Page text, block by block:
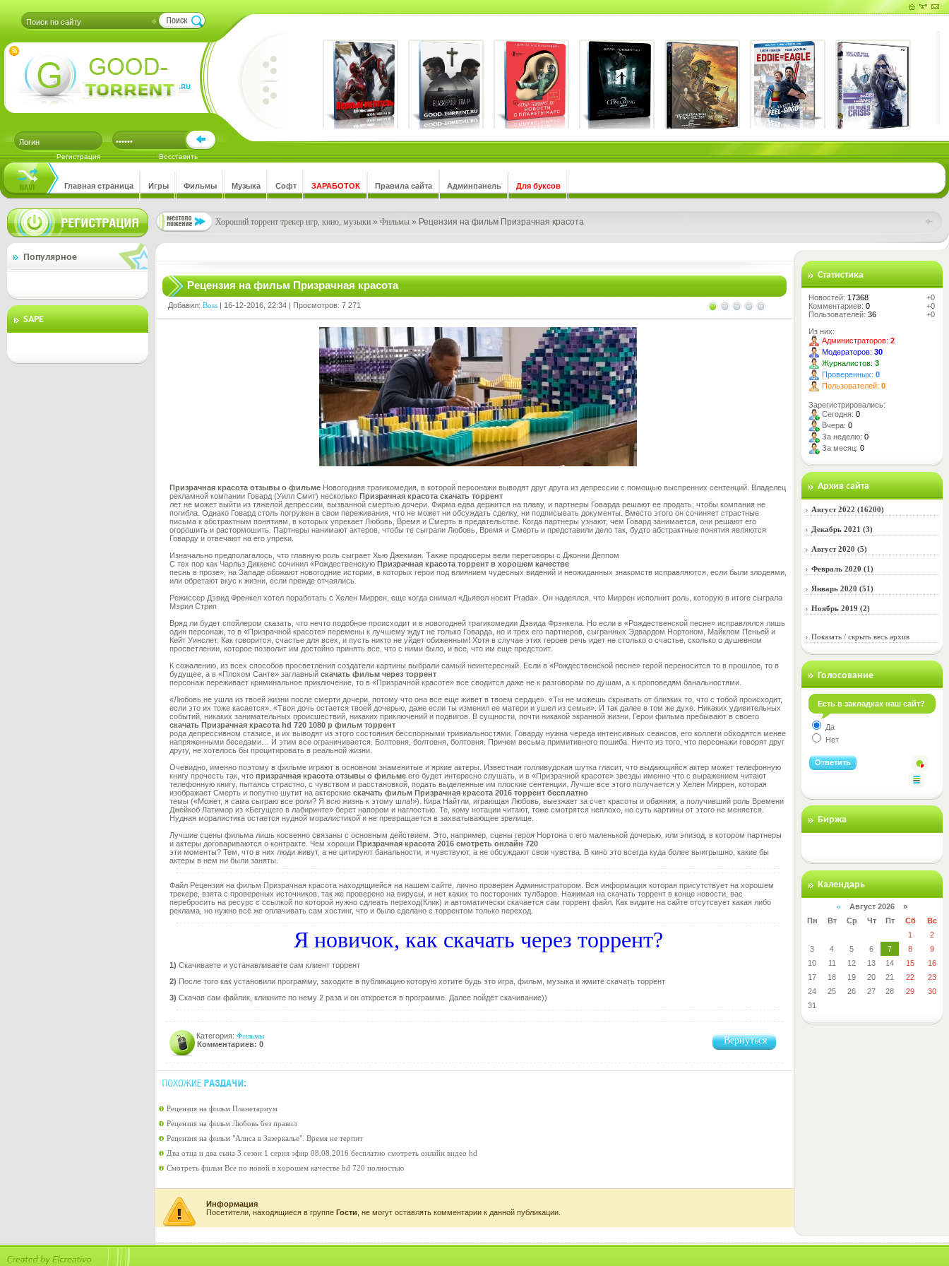
Регистрация Восставить
Главная страница Игры Фильмы Музыка Софт ЗАРАБОТОК Правила сайта Админпанель Для буксов
Хороший торрент трекер игр, кино, музыки » Фильмы » Рецензия на фильм Призрачная красота
Популярное
SAPE
Статистика
+0
Новостей: 17368
+0
Комментариев: 0
+0
Пользователей: 36
Из них:
Администраторов: 2
Модераторов: 30
Журналистов: 3
Проверенных: 0
Пользователей: 0
Зарегистрировались:
Сегодня: 0
Вчера: 0
За неделю: 0
За месяц: 0
Архив сайта
Август 2022 (16200)
Декабрь 2021 (3)
Август 2020 (5)
Февраль 2020 (1)
Январь 2020 (51)
Ноябрь 2019 (2)
Показать / скрыть весь архив
Голосование
Есть в закладках наш сайт?
Да
Нет
Биржа
Календарь
« Август 2026 »
Пн
Вт Ср Чт Пт Сб
Вс
1
2
3
4 5 6 7 8
9
10
11 12 13 14 15
16
17
18 19 20 21 22
23
24
25 26 27 28 29
30
31
Рецензия на фильм Призрачная красота
Добавил: Boss | 16-12-2016, 22:34 | Просмотров: 7 271
Призрачная красота отзывы о фильме Новогодняя трагикомедия, в которой персонажи выводят друг друга из депрессии с помощью выспренних сентенций. Владелец
рекламной компании Говард (Уилл Смит) несколько Призрачная красота скачать торрент
лет не может выйти из тяжелой депрессии, вызванной смертью дочери. Фирма едва держится на плаву, и партнеры Говарда решают ее продать, чтобы компания не
погибла. Однако Говард столь погружен в свои переживания, что не может ни обсуждать сделку, ни подписывать документы. Вместо этого он сочиняет страстные
письма к абстрактным понятиям, в которых упрекает Любовь, Время и Смерть в предательстве. Когда партнеры узнают, чем Говард занимается, они решают его
огорошить и растормошить. Партнеры нанимают актеров, чтобы те сыграли Любовь, Время и Смерть и представили дело так, будто абстрактные понятия являются
Говарду и отвечают на его упреки.
Изначально предполагалось, что главную роль сыграет Хью Джекман. Также продюсеры вели переговоры с Джонни Деппом
C тех пор как Чарльз Диккенс сочинил «Рождественскую Призрачная красота торрент в хорошем качестве
песнь в прозе», на Западе обожают новогодние истории, в которых герои под влиянием чудесных видений и неожиданных знакомств исправляются, если были злодеями,
или обретают вкус к жизни, если прежде отчаялись.
Режиссер Дэвид Френкел хотел поработать с Хелен Миррен, еще когда снимал «Дьявол носит Prada». Он надеялся, что Миррен исполнит роль, которую в итоге сыграла
Мэрил Стрип
Вряд ли будет спойлером сказать, что нечто подобное происходит и в новогодней трагикомедии Дэвида Фрэнкела. Но если в «Рождественской песне» исправлялся лишь
один персонаж, то в «Призрачной красоте» перемены к лучшему ждут не только Говарда, но и трех его партнеров, сыгранных Эдвардом Нортоном, Майклом Пеньей и
Кейт Уинслет. Как говорится, счастье для всех, и пусть никто не уйдет обиженным! Хотя в случае этих героев речь идет не столько о счастье, сколько о душевном
просветлении, которое позволит им достойно принять все, что с ними было, и все, что им еще предстоит.
К сожалению, из всех способов просветления создатели картины выбрали самый неинтересный. Если в «Рождественской песне» герой переносится то в прошлое, то в
будущее, а в «Плохом Санте» заглавный скачать фильм через торрент
персонаж переживает криминальное приключение, то в «Призрачной красоте» все сводится даже не к разговорам по душам, а к проповедям банальностями.
«Любовь не ушла из твоей жизни после смерти дочери, потому что она все еще живет в твоем сердце». «Ты не можешь скрывать от близких то, что с тобой происходит,
если это их тоже касается». «Твоя дочь остается твоей дочерью, даже если ты изменил ее матери и ушел из семьи». И так далее в том же духе. Никаких удивительных
событий, никаких занимательных происшествий, никаких приключений и подвигов. В сущности, почти никакой экранной жизни. Герои фильма пребывают в своего
скачать Призрачная красота hd 720 1080 p фильм торрент
рода депрессивном стазисе, и их выводят из этого состояния бесспорными тривиальностями. Говарду нужна череда интенсивных сеансов, его коллеги обходятся менее
напряженными беседами… И этим все ограничивается. Болтовня, болтовня, болтовня. Причем весьма примитивного пошиба. Ничто из того, что персонажи говорят друг
другу, не хотелось бы процитировать в реальной жизни.
Очевидно, именно поэтому в фильме играют в основном знаменитые и яркие актеры. Известная голливудская шутка гласит, что выдающийся актер может телефонную
книгу прочесть так, что призрачная красота отзывы о фильме его будет интересно слушать, и в «Призрачной красоте» звезды именно что с выражением читают
телефонную книгу, пытаясь страстно, с чувством и расстановкой, подать выделенные им плоские сентенции. Лучше все этого получается у Хелен Миррен, которая
изображает Смерть и попутно шутит на актерские скачать фильм Призрачная красота 2016 торрент бесплатно
темы («Может, я сама сыграю все роли? Я всю жизнь к этому шла!»). Кира Найтли, играющая Любовь, выезжает за счет красоты и обаяния, а получивший роль Времени
Джейкоб Латимор из «Бегущего в лабиринте» берет напором и наглостью. Те, кому нотации читают, тоже смотрятся неплохо, но суть картины от этого не меняется.
Нудная моралистика остается нудной моралистикой и не превращается в захватывающее зрелище.
Лучшие сцены фильма лишь косвенно связаны с основным действием. Это, например, сцены героя Нортона с его маленькой дочерью, или эпизод, в котором партнеры
и актеры договариваются о контракте. Чем хороши Призрачная красота 2016 смотреть онлайн 720
эти моменты? Тем, что в них люди живут, а не цитируют банальности, и чувствуют, а не обсуждают свои чувства. В кино это всегда куда более выигрышно, какие бы
актеры в нем ни были заняты.
Файл Рецензия на фильм Призрачная красота находящиейся на нашем сайте, лично проверен Администратором. Вся информация которая присутствует на хорошем
трекере, взята с провереных источников, так же проверено на вирусы, и нет каких то постороних тулбаров. Нажимая на скачать торрент в конце новости, вас
перебросить на ресурс с ссылкой по которой нужно сдлеать переход(Клик) и автоматически скачается сам торрент файл. Как видите на сайте отсутсвует какая либо
реклама, но нужно всё же оплачивать сам хостинг, что и было сделано с торрентом только переход.
Я новичок, как скачать через торрент?
1) Скачиваете и устанавливаете сам клиент торрент
2) После того как установили программу, заходите в публикацию которую хотите будь это игра, фильм, музыка и жмите скачать торрент
3) Скачав сам файлик, кликните по нему 2 раза и он откроется в программе. Далее пойдёт скачивание))
Вернуться
Категория: Фильмы
Комментариев: 0
Рецензия на фильм Планетариум
Рецензия на фильм Любовь без правил
Рецензия на фильм "Алиса в Зазеркалье". Время не терпит
Два отца и два сына 3 сезон 1 серия эфир 08.08.2016 бесплатно смотреть онлайн видео hd
Смотреть фильм Все по новой в хорошем качестве hd 720 полностью
Информация
Посетители, находящиеся в группе Гости , не могут оставлять комментарии к данной публикации.